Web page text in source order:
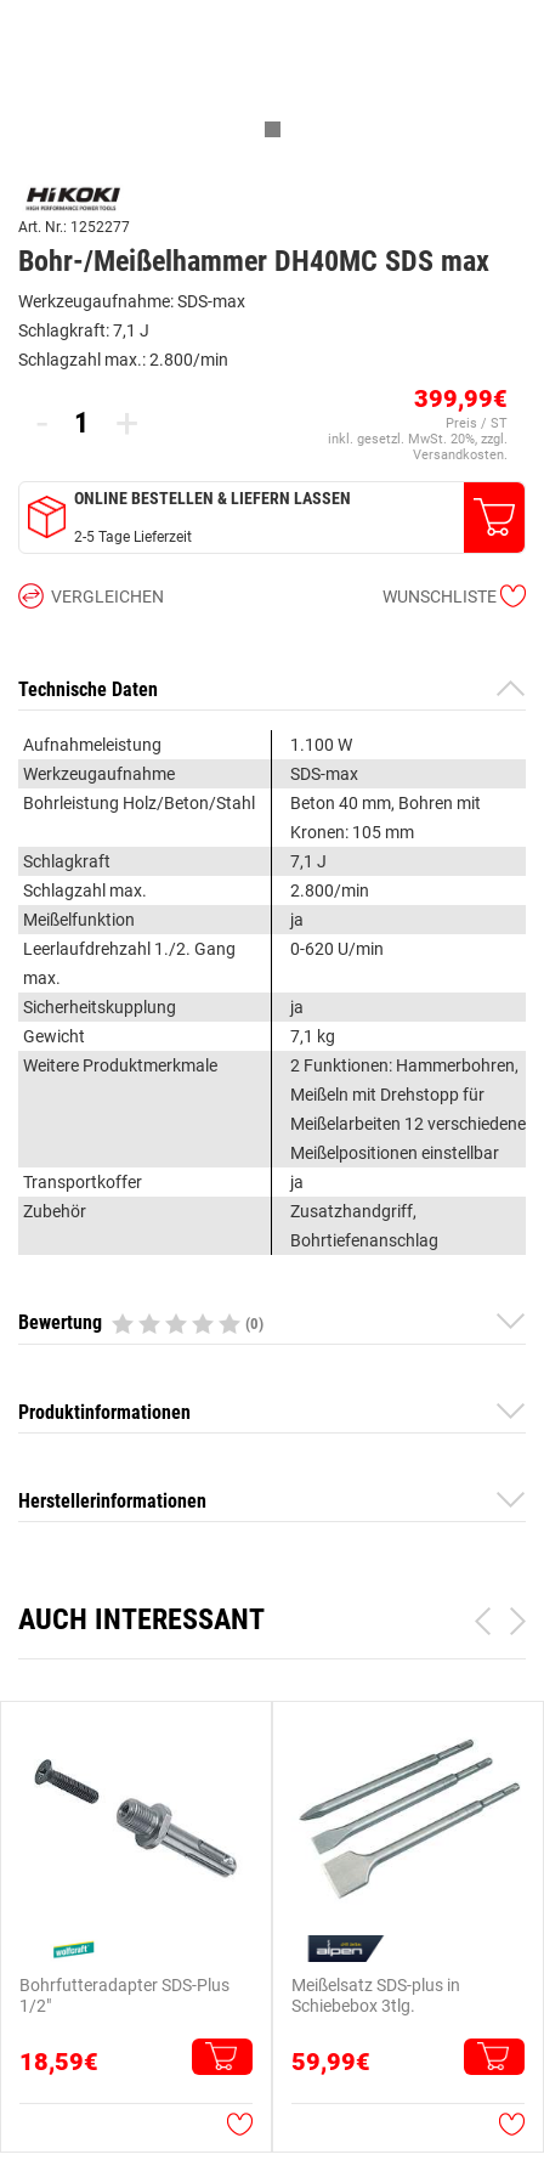
Art. Nr.: 1252277
Bohr-/Meißelhammer DH40MC SDS max
Werkzeugaufnahme: SDS-max
Schlagkraft: 7,1 J
Schlagzahl max.: 2.800/min
- + 399,99€
Preis / ST
inkl. gesetzl. MwSt. 20%, zzgl.
Versandkosten.
ONLINE BESTELLEN & LIEFERN LASSEN
2-5 Tage Lieferzeit
VERGLEICHEN WUNSCHLISTE
Technische Daten
Aufnahmeleistung
1.100 W
Werkzeugaufnahme
SDS-max
Bohrleistung Holz/Beton/Stahl
Beton 40 mm, Bohren mit
Kronen: 105 mm
Schlagkraft
7,1 J
Schlagzahl max.
2.800/min
Meißelfunktion
ja
Leerlaufdrehzahl 1./2. Gang
max.
0-620 U/min
Sicherheitskupplung
ja
Gewicht
7,1 kg
Weitere Produktmerkmale
2 Funktionen: Hammerbohren,
Meißeln mit Drehstopp für
Meißelarbeiten 12 verschiedene
Meißelpositionen einstellbar
Transportkoffer
ja
Zubehör
Zusatzhandgriff,
Bohrtiefenanschlag
Bewertung (0)
Produktinformationen
Herstellerinformationen
AUCH INTERESSANT
Bohrfutteradapter SDS-Plus
1/2"
18,59€
Meißelsatz SDS-plus in
Schiebebox 3tlg.
59,99€